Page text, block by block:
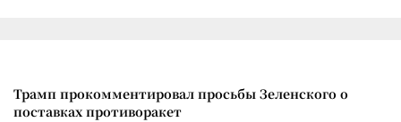
Трамп прокомментировал просьбы Зеленского о
поставках противоракет